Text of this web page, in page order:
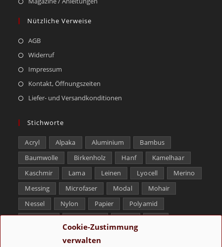
Cookie-Zustimmung
verwalten
Nützliche Verweise
AGB
Widerruf
Impressum
Kontakt, Öffnungszeiten
Liefer- und Versandkonditionen
Stichworte
Acryl Alpaka Aluminium
Bambus
Baumwolle
Birkenholz Hanf
Kamelhaar
Kaschmir
Lama Leinen Lyocell
Merino
Messing
Microfaser Modal
Mohair
Nessel
Nylon Papier
Polyamid